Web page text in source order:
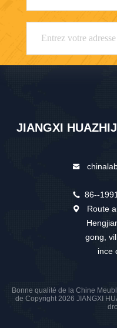
JIANGXI
86--
Route
gong,
ince
Bonne qualité de la Chine
de Copyright 2026 JIANGXI